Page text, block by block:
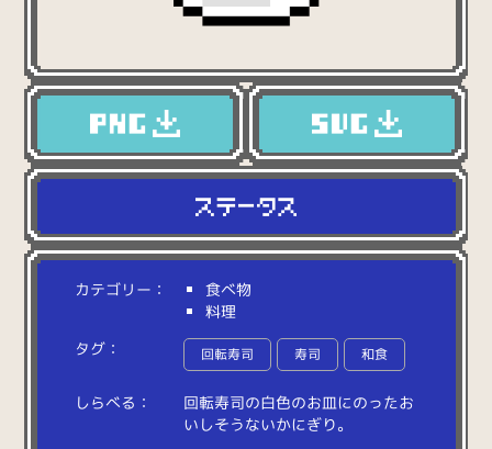
カテゴリー：
食べ物
料理
タグ：
回転寿司 寿司 和食
しらべる： 回転寿司の白色のお皿にのったお
い しそうないかにぎり。